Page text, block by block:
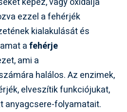
ezzel a fehérjék
kialakulását és
afehérje
ami a
halálos. Az enzimek,
elveszítik funkciójukat,
anyagcsere-folyamatait.